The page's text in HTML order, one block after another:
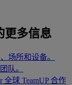
更多信息
场所和设备。
队。
全球 TeamUP 合作